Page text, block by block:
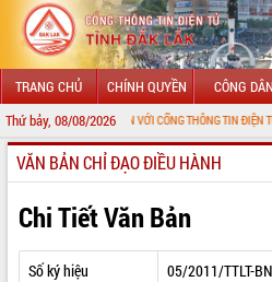
TRANG CHỦ CHÍNH QUYỀN CÔNG DÂN
Thứ bảy, 08/08/2026
MỪNG ĐẾN VỚI CỔNG THÔNG TIN ĐIỆN TỬ TỈNH ĐẮK
GIỚI THIỆU
LÃNH ĐẠO UBND TỈNH
TIN TỨC SỰ KIỆN
VĂN BẢN CHỈ ĐẠO ĐIỀU HÀNH
Chi Tiết Văn Bản
Số ký hiệu
05/2011/TTLT-